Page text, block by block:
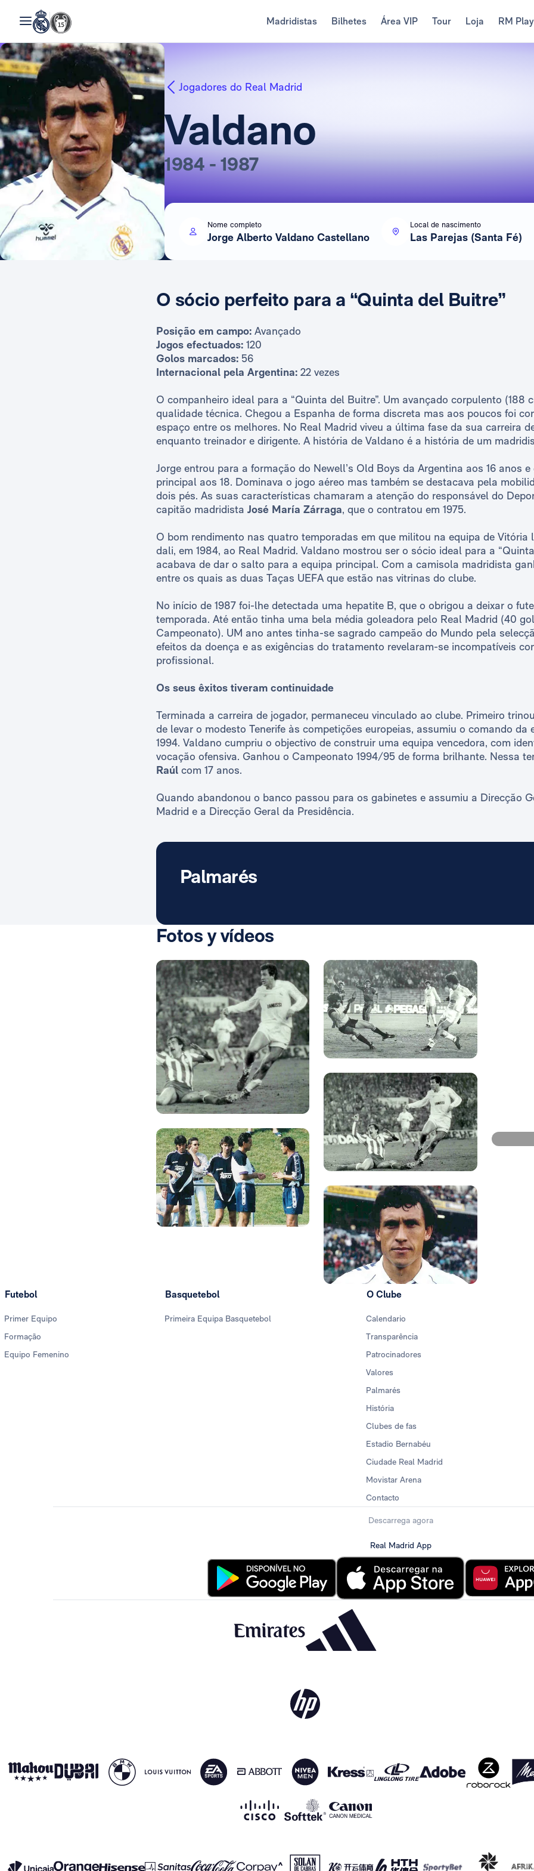
Madridistas Bilhetes Área VIP Tour Loja RM Play
Jogadores do Real Madrid
Valdano
1984 - 1987
Nome completo
Jorge Alberto Valdano Castellano
Local de nascimento
Las Parejas (Santa Fé)
O sócio perfeito para a “Quinta del Buitre”
Posição em campo:Avançado
Jogos efectuados:120
Golos marcados: 56
Internacional pela Argentina:22 vezes
O companheiro ideal para a “Quinta del Buitre”. Um avançado corpulento (188
qualidade técnica. Chegou a Espanha de forma discreta mas aos poucos foi
espaço entre os melhores. No Real Madrid viveu a última fase da sua carreira
enquanto treinador e dirigente. A história de Valdano é a história de um
Jorge entrou para a formação do Newell’s Old Boys da Argentina aos 16 anos
principal aos 18. Dominava o jogo aéreo mas também se destacava pela
dois pés. As suas características chamaram a atenção do responsável do
capitão madridista José María Zárraga, que o contratou em 1975.
O bom rendimento nas quatro temporadas em que militou na equipa de Vitória
dali, em 1984, ao Real Madrid. Valdano mostrou ser o sócio ideal para a
acabava de dar o salto para a equipa principal. Com a camisola madridista
entre os quais as duas Taças UEFA que estão nas vitrinas do clube.
No início de 1987 foi-lhe detectada uma hepatite B, que o obrigou a deixar o
temporada. Até então tinha uma bela média goleadora pelo Real Madrid (40
Campeonato). UM ano antes tinha-se sagrado campeão do Mundo pela
efeitos da doença e as exigências do tratamento revelaram-se incompatíveis
profissional.
Os seus êxitos tiveram continuidade
Terminada a carreira de jogador, permaneceu vinculado ao clube. Primeiro
de levar o modesto Tenerife às competições europeias, assumiu o comando da
1994. Valdano cumpriu o objectivo de construir uma equipa vencedora, com
vocação ofensiva. Ganhou o Campeonato 1994/95 de forma brilhante. Nessa
Raúlcom 17 anos.
Quando abandonou o banco passou para os gabinetes e assumiu a Direcção
Madrid e a Direcção Geral da Presidência.
Palmarés
Fotos y vídeos
Futebol
Primer Equipo
Formação
Equipo Femenino
Basquetebol
Primeira Equipa Basquetebol
O Clube
Calendario
Transparência
Patrocinadores
Valores
Palmarés
História
Clubes de fas
Estadio Bernabéu
Ciudade Real Madrid
Movistar Arena
Contacto
Descarrega agora
Real Madrid App